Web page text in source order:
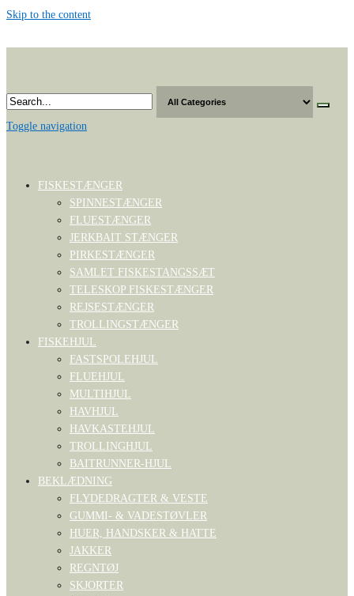
Skip to the content
Toggle navigation
FISKESTÆNGER
SPINNESTÆNGER
FLUESTÆNGER
JERKBAIT STÆNGER
PIRKESTÆNGER
SAMLET FISKESTANGSSÆT
TELESKOP FISKESTÆNGER
REJSESTÆNGER
TROLLINGSTÆNGER
FISKEHJUL
FASTSPOLEHJUL
FLUEHJUL
MULTIHJUL
HAVHJUL
HAVKASTEHJUL
TROLLINGHJUL
BAITRUNNER-HJUL
BEKLÆDNING
FLYDEDRAGTER & VESTE
GUMMI- & VADESTØVLER
HUER, HANDSKER & HATTE
JAKKER
REGNTØJ
SKJORTER